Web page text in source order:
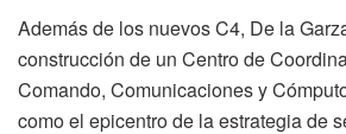
Además de los nuevos C4, De la
construcción de un Centro de
Comando, Comunicaciones y
como el epicentro de la estrategia de